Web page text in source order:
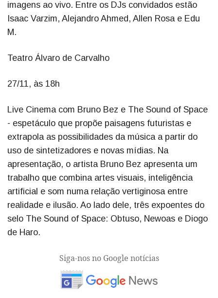
imagens ao vivo. Entre os DJs convidados estão
Isaac Varzim, Alejandro Ahmed, Allen Rosa e Edu
M.
Teatro Álvaro de Carvalho
27/11, às 18h
Live Cinema com Bruno Bez e The Sound of Space
- espetáculo que propõe paisagens futuristas e
extrapola as possibilidades da música a partir do
uso de sintetizadores e novas mídias. Na
apresentação, o artista Bruno Bez apresenta um
trabalho que combina artes visuais, inteligência
artificial e som numa relação vertiginosa entre
realidade e ilusão. Ao lado dele, três expoentes do
selo The Sound of Space: Obtuso, Newoas e Diogo
de Haro.
Siga-nos no Google notícias